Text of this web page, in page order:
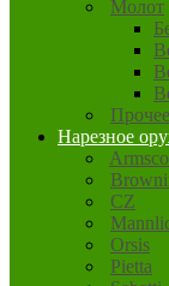
Молот
Прочее
Нарезное
CZ
Orsis
Pietta